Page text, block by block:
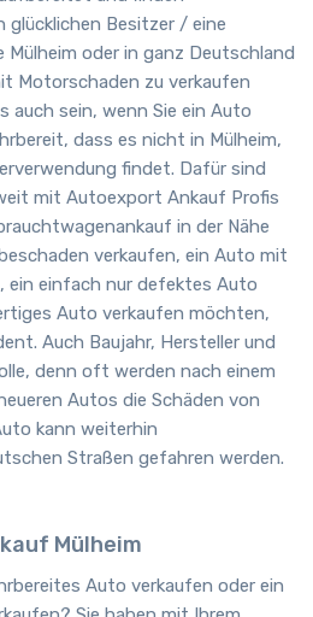
glücklichen Besitzer / eine
Mülheim oder in ganz Deutschland
Motorschaden zu verkaufen
auch sein, wenn Sie ein Auto
dass es nicht in Mülheim,
findet. Dafür sind
mit Autoexport Ankauf Profis
in der Nähe
verkaufen, ein Auto mit
ein einfach nur defektes Auto
Auto verkaufen möchten,
Auch Baujahr, Hersteller und
denn oft werden nach einem
Autos die Schäden von
kann weiterhin
Straßen gefahren werden.
Mülheim
Auto verkaufen oder ein